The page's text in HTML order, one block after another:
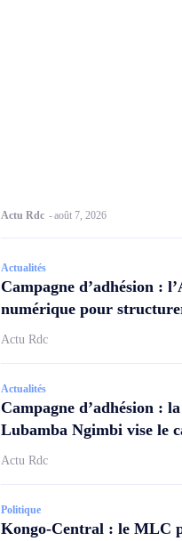
Actu Rdc -août 7, 2026
Actualités
Campagne d’adhésion :
numérique pour
Actu Rdc
Actualités
Campagne d’adhésion :
Lubamba Ngimbi vise le
Actu Rdc
Politique
Kongo-Central : le MLC